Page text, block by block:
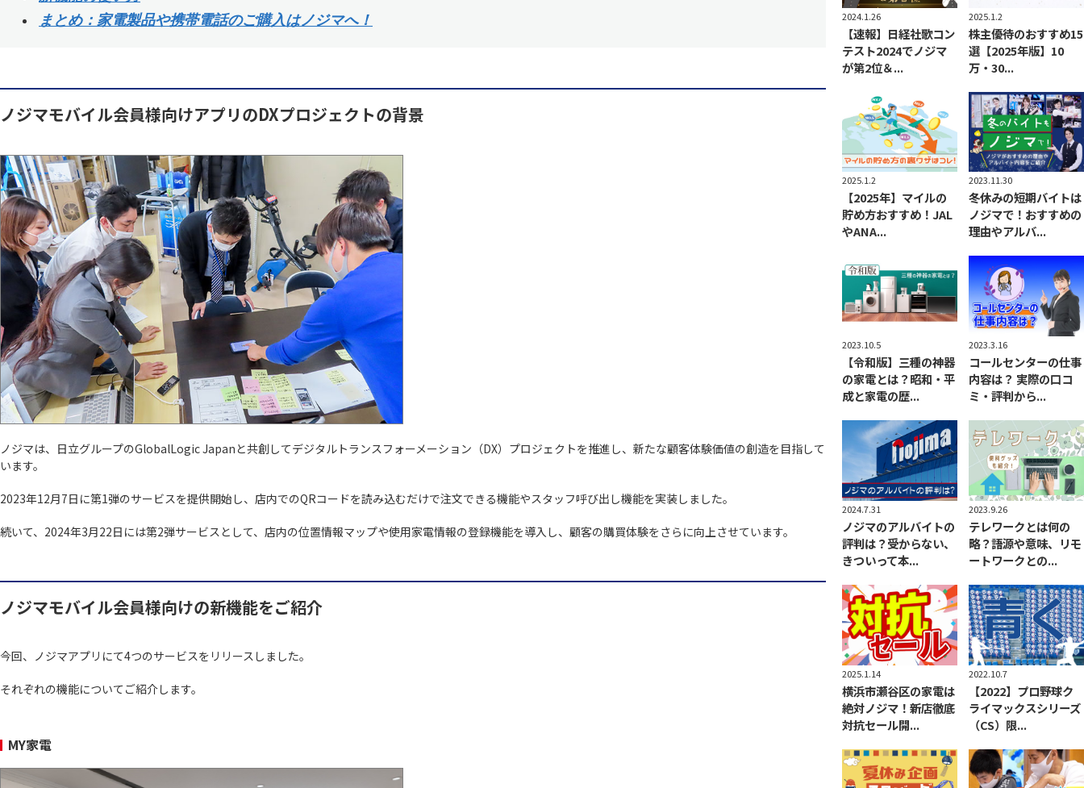
まとめ：家電製品や携帯電話のご購入はノジマへ！
ノジマモバイル会員様向けアプリのDXプロジェクトの背景
ノジマは、日立グループのGlobalLogic Japanと共創してデジタルトランスフォーメーション（DX）プロジェクトを推進し、新たな顧客体験価値の創造を目指して
います。
2023年12月7日に第1弾のサービスを提供開始し、店内でのQRコードを読み込むだけで注文できる機能やスタッフ呼び出し機能を実装しました。
続いて、2024年3月22日には第2弾サービスとして、店内の位置情報マップや使用家電情報の登録機能を導入し、顧客の購買体験をさらに向上させています。
ノジマモバイル会員様向けの新機能をご紹介
今回、ノジマアプリにて4つのサービスをリリースしました。
それぞれの機能についてご紹介します。
MY家電
2024.1.26
【速報】日経社歌コン
テスト2024でノジマ
が第2位＆...
2025.1.2
株主優待のおすすめ15
選【2025年版】10
万・30...
2025.1.2
【2025年】マイルの
貯め方おすすめ！JAL
やANA...
2023.11.30
冬休みの短期バイトは
ノジマで！おすすめの
理由やアルバ...
2023.10.5
【令和版】三種の神器
の家電とは？昭和・平
成と家電の歴...
2023.3.16
コールセンターの仕事
内容は？ 実際の口コ
ミ・評判から...
2024.7.31
ノジマのアルバイトの
評判は？受からない、
きついって本...
2023.9.26
テレワークとは何の
略？語源や意味、リモ
ートワークとの...
2025.1.14
横浜市瀬谷区の家電は
絶対ノジマ！新店徹底
対抗セール開...
2022.10.7
【2022】プロ野球ク
ライマックスシリーズ
（CS）限...